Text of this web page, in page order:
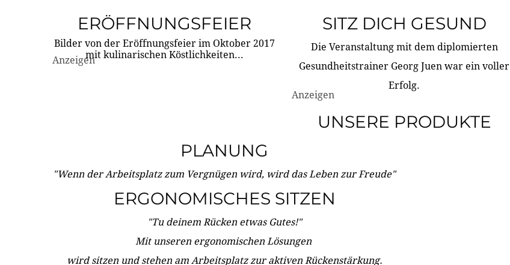
ERÖFFNUNGSFEIER
Bilder von der Eröffnungsfeier im Oktober 2017
mit kulinarischen Köstlichkeiten...
Anzeigen
SITZ DICH GESUND
Die Veranstaltung mit dem diplomierten
Gesundheitstrainer Georg Juen war ein voller
Erfolg.
Anzeigen
UNSERE PRODUKTE
PLANUNG
"Wenn der Arbeitsplatz zum Vergnügen wird, wird das Leben zur Freude"
ERGONOMISCHES SITZEN
"Tu deinem Rücken etwas Gutes!"
Mit unseren ergonomischen Lösungen
wird sitzen und stehen am Arbeitsplatz zur aktiven Rückenstärkung.